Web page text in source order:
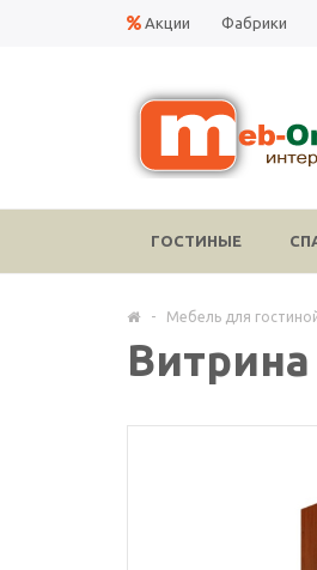
Акции Фабрики
ГОСТИНЫЕ
- Мебель для